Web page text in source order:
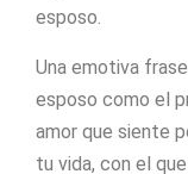
esposo.
Una emotiva
esposo como el
amor que siente
tu vida, con el